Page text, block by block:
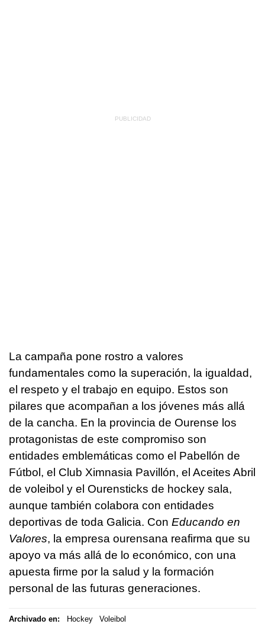
La campaña pone rostro a valores
fundamentales como la superación, la igualdad,
el respeto y el trabajo en equipo. Estos son
pilares que acompañan a los jóvenes más allá
de la cancha. En la provincia de Ourense los
protagonistas de este compromiso son
entidades emblemáticas como el Pabellón de
Fútbol, el Club Ximnasia Pavillón, el Aceites Abril
de voleibol y el Ourensticks de hockey sala,
aunque también colabora con entidades
deportivas de toda Galicia. Con Educando en
Valores, la empresa ourensana reafirma que su
apoyo va más allá de lo económico, con una
apuesta firme por la salud y la formación
personal de las futuras generaciones.
Archivado en: Hockey Voleibol